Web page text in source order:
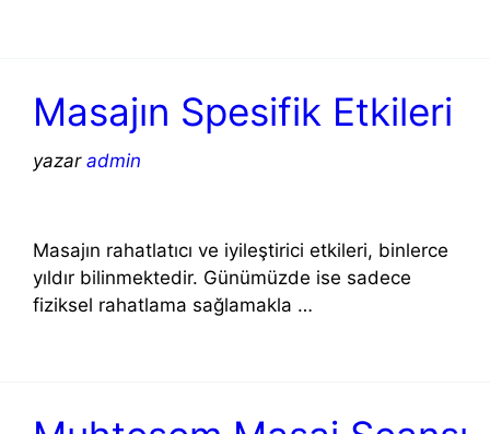
Masajın Spesifik Etkileri
yazar admin
Masajın rahatlatıcı ve iyileştirici etkileri, binlerce
yıldır bilinmektedir. Günümüzde ise sadece
fiziksel rahatlama sağlamakla …